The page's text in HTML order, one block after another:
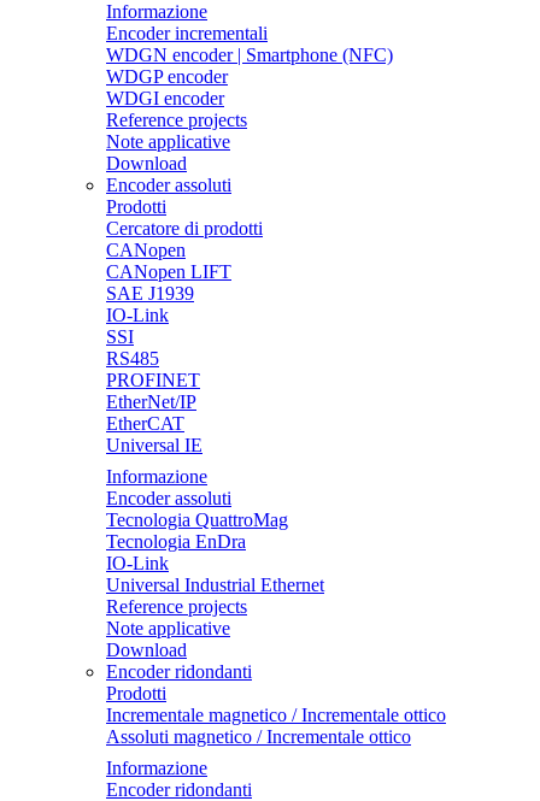
Informazione
Encoder incrementali
WDGN encoder | Smartphone (NFC)
WDGP encoder
WDGI encoder
Reference projects
Note applicative
Download
Encoder assoluti
Prodotti
Cercatore di prodotti
CANopen
CANopen LIFT
SAE J1939
IO-Link
SSI
RS485
PROFINET
EtherNet/IP
EtherCAT
Universal IE
Informazione
Encoder assoluti
Tecnologia QuattroMag
Tecnologia EnDra
IO-Link
Universal Industrial Ethernet
Reference projects
Note applicative
Download
Encoder ridondanti
Prodotti
Incrementale magnetico / Incrementale ottico
Assoluti magnetico / Incrementale ottico
Informazione
Encoder ridondanti